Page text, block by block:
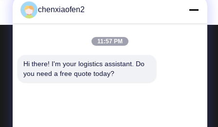
commerce
Свяжитесь с нами
chenxiaofen2
11:57 PM
Hi there! I'm your logistics assistant. Do
you need a free quote today?